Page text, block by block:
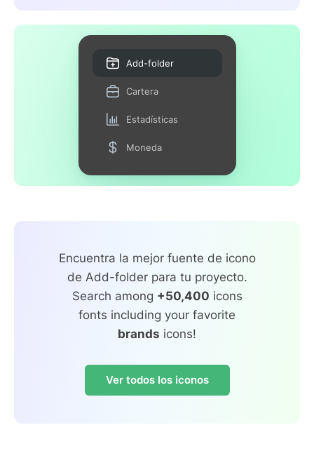
Add-folder
Cartera
Estadísticas
Moneda
Encuentra la mejor fuente de icono
de Add-folder para tu proyecto.
Search among +50,400 icons
fonts including your favorite
brands icons!
Ver todos los iconos